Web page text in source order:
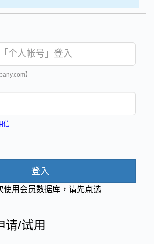
】
信
登入
用会员数据库，请先点选
请/试用